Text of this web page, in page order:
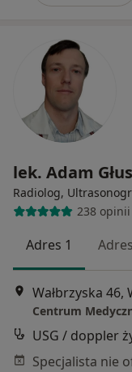
lek. Adam
Radiolog,
238 opinii
Adres 1
Wałbrzyska 46,
Centrum
USG / doppler